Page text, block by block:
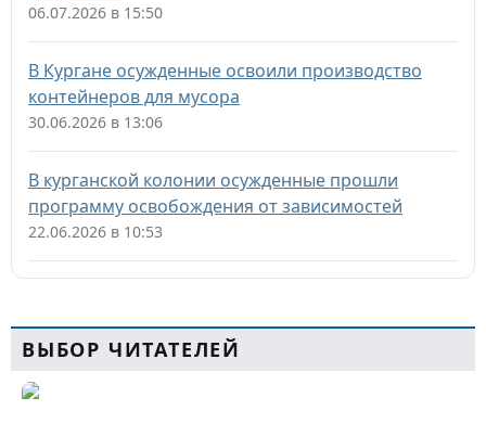
06.07.2026 в 15:50
В Кургане осужденные освоили производство
контейнеров для мусора
30.06.2026 в 13:06
В курганской колонии осужденные прошли
программу освобождения от зависимостей
22.06.2026 в 10:53
ВЫБОР ЧИТАТЕЛЕЙ